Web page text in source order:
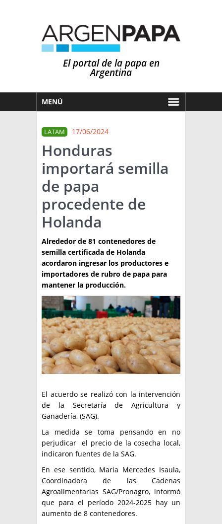
El portal de la papa en
Argentina
MENÚ
MERCADOS
NOTICIAS
EN ESPAÑOL
OTROS IDIOMAS
CLIMA
PRONÓSTICO
LLUVIAS
ARGENTINA
EL MUNDO
TÉCNICA
PRODUCCION
CLASIFICADOS
INTERES GENERAL
LA PAPA
RESOLUCIONES Y NORMATIVAS
ENLACES
ARGENPAPA
PUBLICIDAD
QUIENES SOMOS
CONTACTO
BUSCAR NOTICIAS
BUSCAR
LATAM 17/06/2024
Honduras
importará semilla
de papa
procedente de
Holanda
Alrededor de 81 contenedores de
semilla certificada de Holanda
acordaron ingresar los productores e
importadores de rubro de papa para
mantener la producción.
El acuerdo se realizó con la intervención
de la Secretaría de Agricultura y
Ganadería, (SAG).
La medida se toma pensando en no
perjudicar el precio de la cosecha local,
indicaron fuentes de la SAG.
En ese sentido, Maria Mercedes Isaula,
Coordinadora de las Cadenas
Agroalimentarias SAG/Pronagro, informó
que para el período 2024-2025 hay un
aumento de 8 contenedores.